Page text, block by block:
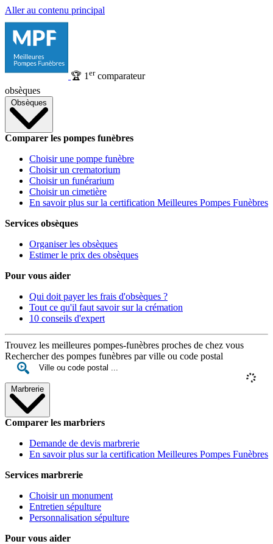
Aller au contenu principal
🏆 1 ercomparateur
obsèques
Obsèques
Comparer les pompes funèbres
Choisir une pompe funèbre
Choisir un crematorium
Choisir un funérarium
Choisir un cimetière
En savoir plus sur la certification Meilleures Pompes Funèbres
Services obsèques
Organiser les obsèques
Estimer le prix des obsèques
Pour vous aider
Qui doit payer les frais d'obsèques ?
Tout ce qu'il faut savoir sur la crémation
10 conseils d'expert
Trouvez les meilleures pompes-funèbres proches de chez vous
Rechercher des pompes funèbres par ville ou code postal
Marbrerie
Comparer les marbriers
Demande de devis marbrerie
En savoir plus sur la certification Meilleures Pompes Funèbres
Services marbrerie
Choisir un monument
Entretien sépulture
Personnalisation sépulture
Pour vous aider